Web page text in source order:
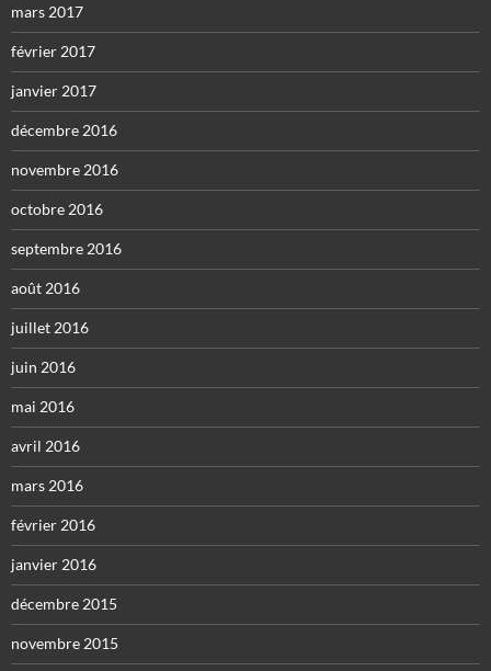
mars 2017
février 2017
janvier 2017
décembre 2016
novembre 2016
octobre 2016
septembre 2016
août 2016
juillet 2016
juin 2016
mai 2016
avril 2016
mars 2016
février 2016
janvier 2016
décembre 2015
novembre 2015